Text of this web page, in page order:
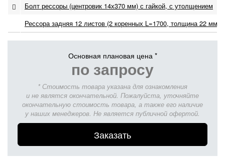
Болт рессоры (центровик 14х370 мм) с гайкой, с утолщением
Рессора задняя 12 листов (2 коренных L=1700, толщина 22 мм,
Основная плановая цена *
по запросу
* Стоимость товара указана для ознакомления
и не являтся окончательной. Пожалуйста, уточняйте
окончательную стоимость товара, а также его наличие
у наших менеджеров. Не является публичной офертой.
Заказать